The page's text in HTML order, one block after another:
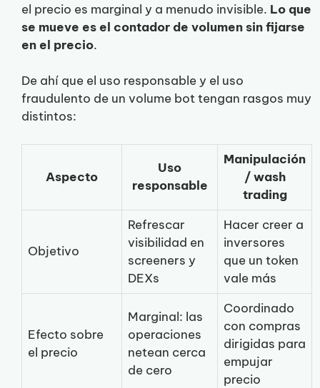
el precio es marginal y a menudo invisible. Lo que
se mueve es el contador de volumen sin fijarse
en el precio.
De ahí que el uso responsable y el uso
fraudulento de un volume bot tengan rasgos muy
distintos:
Aspecto
Uso
responsable
Manipulación
/ wash
trading
Objetivo
Refrescar
visibilidad en
screeners y
DEXs
Hacer creer a
inversores
que un token
vale más
Efecto sobre
el precio
Marginal: las
operaciones
netean cerca
de cero
Coordinado
con compras
dirigidas para
empujar
precio